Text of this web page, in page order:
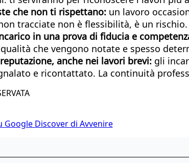
che non ti rispettano: un lavoro
tracciate non è flessibilità, è un
in una prova di fiducia e
che vengono notate e spesso
anche nei lavori brevi: gli
e ricontattato. La continuità
Google Discover di Avvenire